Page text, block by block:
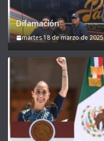
Difamación
martes 18 de marzo de 2025